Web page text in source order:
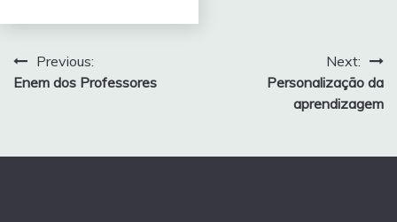
Navegação
de
Previous:
Enem dos Professores
Next:
Personalização da
aprendizagem